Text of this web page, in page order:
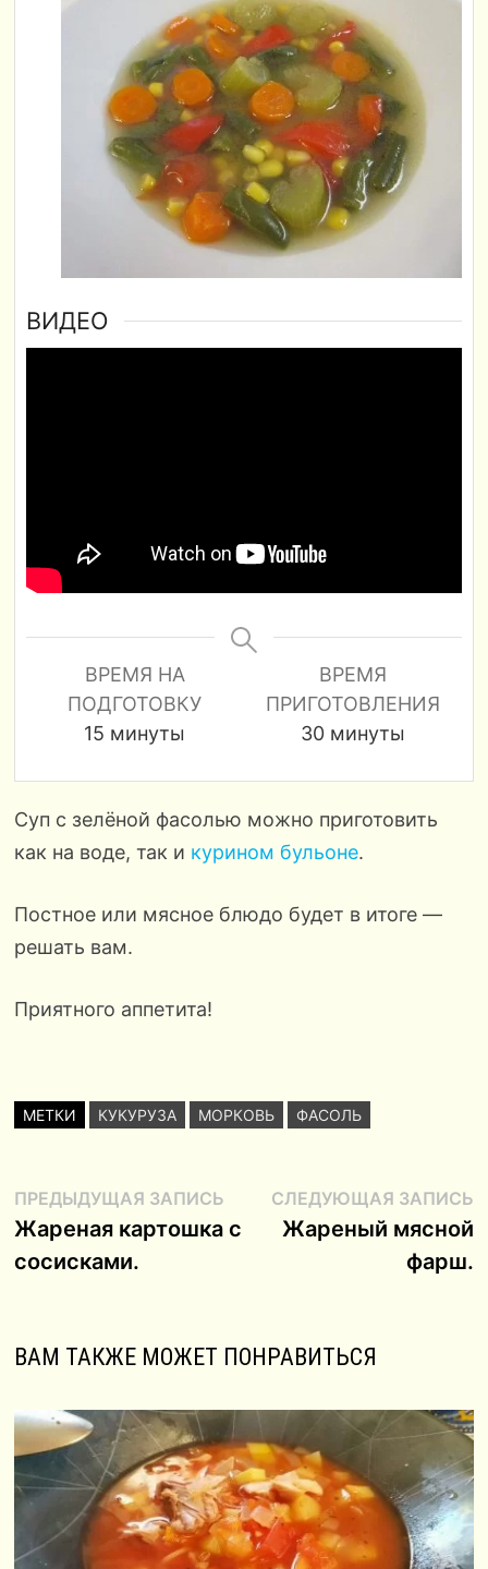
ВИДЕО
ВРЕМЯ НА
ПОДГОТОВКУ
15 минуты
минуты
ВРЕМЯ
ПРИГОТОВЛЕНИЯ
30минуты
минуты
Суп с зелёной фасолью можно приготовить
как на воде, так и курином бульоне.
Постное или мясное блюдо будет в итоге —
решать вам.
Приятного аппетита!
МЕТКИ КУКУРУЗА МОРКОВЬ ФАСОЛЬ
Навигация
по
ПРЕДЫДУЩАЯ ЗАПИСЬПредыдущая
запись:
Жареная картошка с
сосисками.
СЛЕДУЮЩАЯ ЗАПИСЬ
Жареный мясной
фарш.
ВАМ ТАКЖЕ МОЖЕТ ПОНРАВИТЬСЯ